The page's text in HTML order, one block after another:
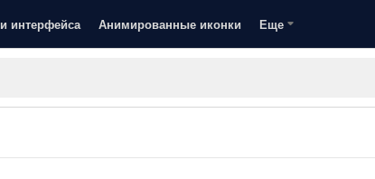
интерфейса Анимированные иконки Еще